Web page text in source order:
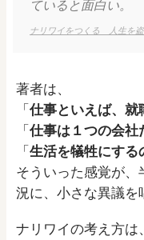
ていると面白い。
ナリワイをつくる 人生を
著者は、
「仕事といえば、就
「仕事は１つの会社
「生活を犠牲にする
そういった感覚が
況に、小さな異議を
ナリワイの考え方は